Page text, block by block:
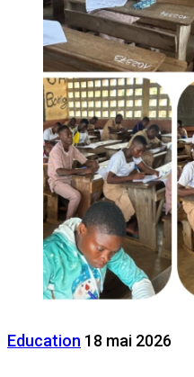
Education 18 mai 2026